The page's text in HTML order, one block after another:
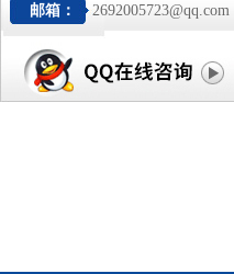
邮箱： 2692005723@qq.com